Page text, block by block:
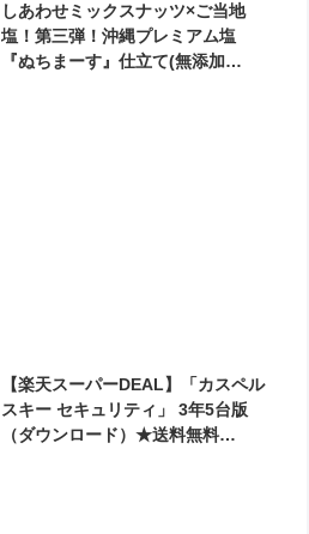
しあわせミックスナッツ×ご当地
塩！第三弾！沖縄プレミアム塩
『ぬちまーす』仕立て(無添加
【楽天スーパーDEAL】「カスペル
スキー セキュリティ」 3年5台版
（ダウンロード）★送料無料